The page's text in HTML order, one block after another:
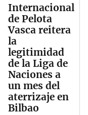
Internacional
de Pelota
Vasca reitera
la
legitimidad
de la Liga de
Naciones a
un mes del
aterrizaje en
Bilbao